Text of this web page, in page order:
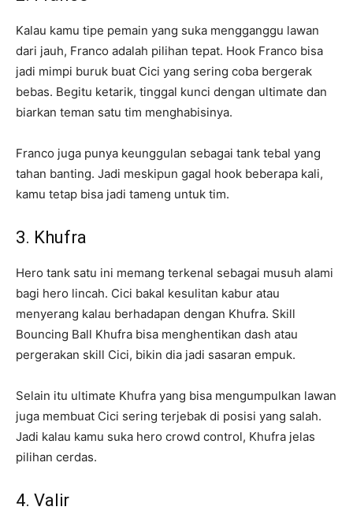
Kalau kamu tipe pemain yang suka mengganggu lawan
dari jauh, Franco adalah pilihan tepat. Hook Franco bisa
jadi mimpi buruk buat Cici yang sering coba bergerak
bebas. Begitu ketarik, tinggal kunci dengan ultimate dan
biarkan teman satu tim menghabisinya.
Franco juga punya keunggulan sebagai tank tebal yang
tahan banting. Jadi meskipun gagal hook beberapa kali,
kamu tetap bisa jadi tameng untuk tim.
3. Khufra
Hero tank satu ini memang terkenal sebagai musuh alami
bagi hero lincah. Cici bakal kesulitan kabur atau
menyerang kalau berhadapan dengan Khufra. Skill
Bouncing Ball Khufra bisa menghentikan dash atau
pergerakan skill Cici, bikin dia jadi sasaran empuk.
Selain itu ultimate Khufra yang bisa mengumpulkan lawan
juga membuat Cici sering terjebak di posisi yang salah.
Jadi kalau kamu suka hero crowd control, Khufra jelas
pilihan cerdas.
4. Valir